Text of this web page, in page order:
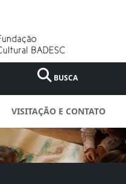
BUSCA
VISITAÇÃO E CONTATO